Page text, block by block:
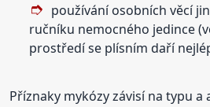
používání osobních věcí
ručníku nemocného jedince
prostředí se plísním daří
Příznaky mykózy závisí na typu a